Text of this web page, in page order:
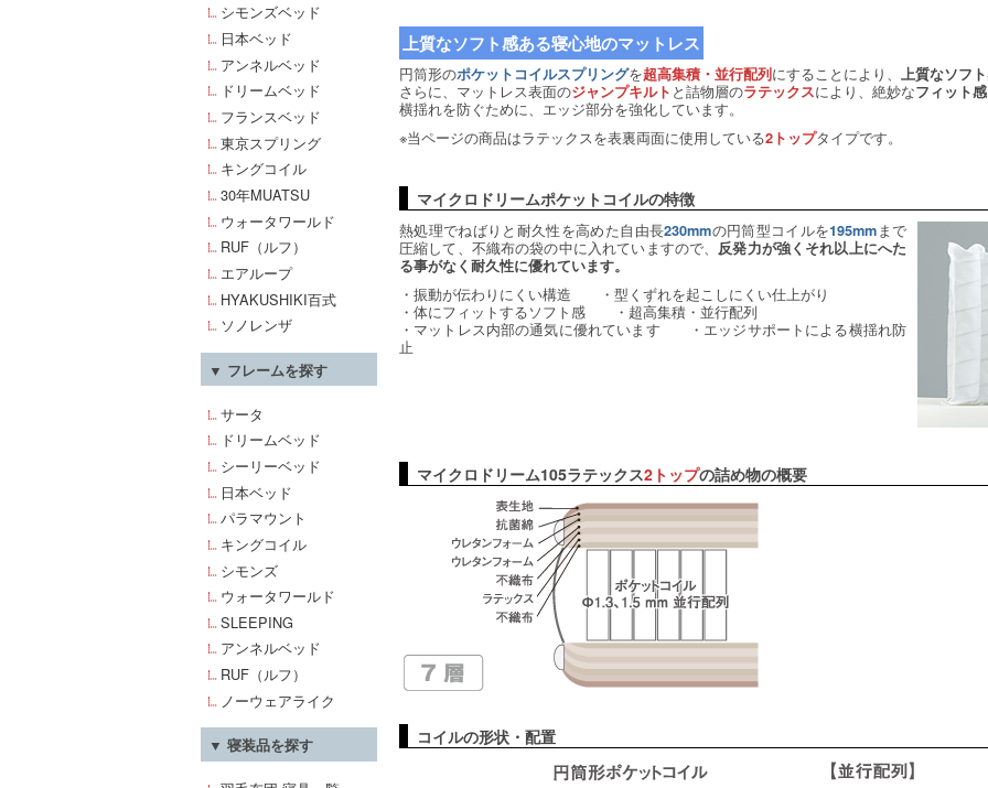
シモンズベッド
日本ベッド
アンネルベッド
ドリームベッド
フランスベッド
東京スプリング
キングコイル
30年MUATSU
ウォータワールド
RUF（ルフ）
エアループ
HYAKUSHIKI百式
ソノレンザ
▼ フレームを探す
サータ
ドリームベッド
シーリーベッド
日本ベッド
パラマウント
キングコイル
シモンズ
ウォータワールド
SLEEPING
アンネルベッド
RUF（ルフ）
ノーウェアライク
▼ 寝装品を探す
上質なソフト感ある寝心地のマットレス
円筒形のポケットコイルスプリングを超高集積・並行配列にすることにより、 上質なソフ
さらに、マットレス表面のジャンプキルト と詰物層のラテックスにより、絶妙なフィット感
横揺れを防ぐために、エッジ部分を強化しています。
※当ページの商品はラテックスを表裏両面に使用している2トップタイプです。
マイクロドリームポケットコイルの特徴
熱処理でねばりと耐久性を高めた自由長230mmの円筒型コイルを195mmまで
圧縮して、不織布の袋の中に入れていますので、 反発力が強くそれ以上にへた
る事がなく耐久性に優れています。
・振動が伝わりにくい構造 ・型くずれを起こしにくい仕上がり
・体にフィットするソフト感 ・超高集積・並行配列
・マットレス内部の通気に優れています ・エッジサポートによる横揺れ防
止
マイクロドリーム105ラテックス2トップの詰め物の概要
コイルの形状・配置